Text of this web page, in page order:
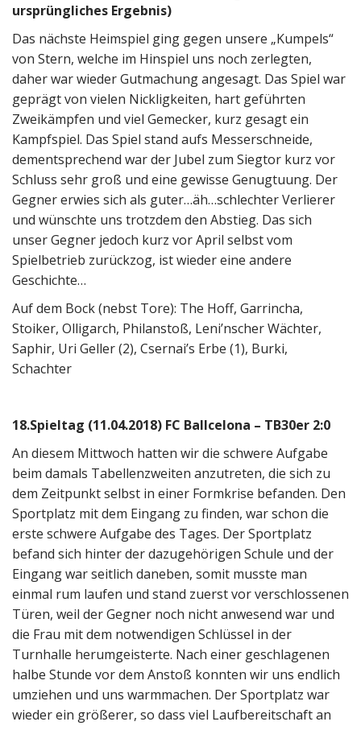
ursprüngliches Ergebnis)
Das nächste Heimspiel ging gegen unsere „Kumpels“
von Stern, welche im Hinspiel uns noch zerlegten,
daher war wieder Gutmachung angesagt. Das Spiel war
geprägt von vielen Nickligkeiten, hart geführten
Zweikämpfen und viel Gemecker, kurz gesagt ein
Kampfspiel. Das Spiel stand aufs Messerschneide,
dementsprechend war der Jubel zum Siegtor kurz vor
Schluss sehr groß und eine gewisse Genugtuung. Der
Gegner erwies sich als guter…äh…schlechter Verlierer
und wünschte uns trotzdem den Abstieg. Das sich
unser Gegner jedoch kurz vor April selbst vom
Spielbetrieb zurückzog, ist wieder eine andere
Geschichte…
Auf dem Bock (nebst Tore): The Hoff, Garrincha,
Stoiker, Olligarch, Philanstoß, Leni’nscher Wächter,
Saphir, Uri Geller (2), Csernai’s Erbe (1), Burki,
Schachter
18.Spieltag (11.04.2018) FC Ballcelona – TB30er 2:0
An diesem Mittwoch hatten wir die schwere Aufgabe
beim damals Tabellenzweiten anzutreten, die sich zu
dem Zeitpunkt selbst in einer Formkrise befanden. Den
Sportplatz mit dem Eingang zu finden, war schon die
erste schwere Aufgabe des Tages. Der Sportplatz
befand sich hinter der dazugehörigen Schule und der
Eingang war seitlich daneben, somit musste man
einmal rum laufen und stand zuerst vor verschlossenen
Türen, weil der Gegner noch nicht anwesend war und
die Frau mit dem notwendigen Schlüssel in der
Turnhalle herumgeisterte. Nach einer geschlagenen
halbe Stunde vor dem Anstoß konnten wir uns endlich
umziehen und uns warmmachen. Der Sportplatz war
wieder ein größerer, so dass viel Laufbereitschaft an